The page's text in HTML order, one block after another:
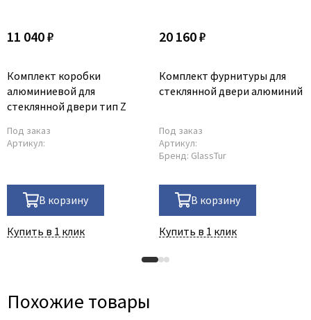
11 040 ₽
Комплект коробки
алюминиевой для
стеклянной двери тип Z
Под заказ
Артикул:
В корзину
Купить в 1 клик
20 160 ₽
Комплект фурнитуры для
стеклянной двери алюминий
Под заказ
Артикул:
Бренд: GlassTur
В корзину
Купить в 1 клик
Похожие товары